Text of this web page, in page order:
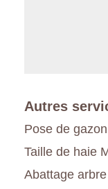
Autres
Pose de
Taille de haie
Abattage